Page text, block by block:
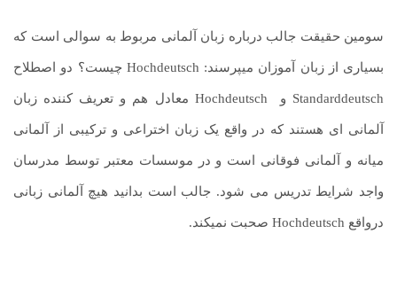
سومین حقیقت جالب درباره زبان آلمانی مربوط به سوالی است که
بسیاری از زبان آموزان میپرسند: Hochdeutsch چیست؟ دو اصطلاح
Standarddeutsch و Hochdeutsch معادل هم و تعریف کننده زبان
آلمانی ای هستند که در واقع یک زبان اختراعی و ترکیبی از آلمانی
میانه و آلمانی فوقانی است و در موسسات معتبر توسط مدرسان
واجد شرایط تدریس می شود. جالب است بدانید هیچ آلمانی زبانی
درواقع Hochdeutsch صحبت نمیکند.